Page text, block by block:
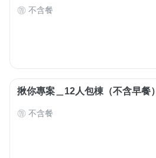
不含餐
揪你專案＿12人包棟（不含早餐）
不含餐